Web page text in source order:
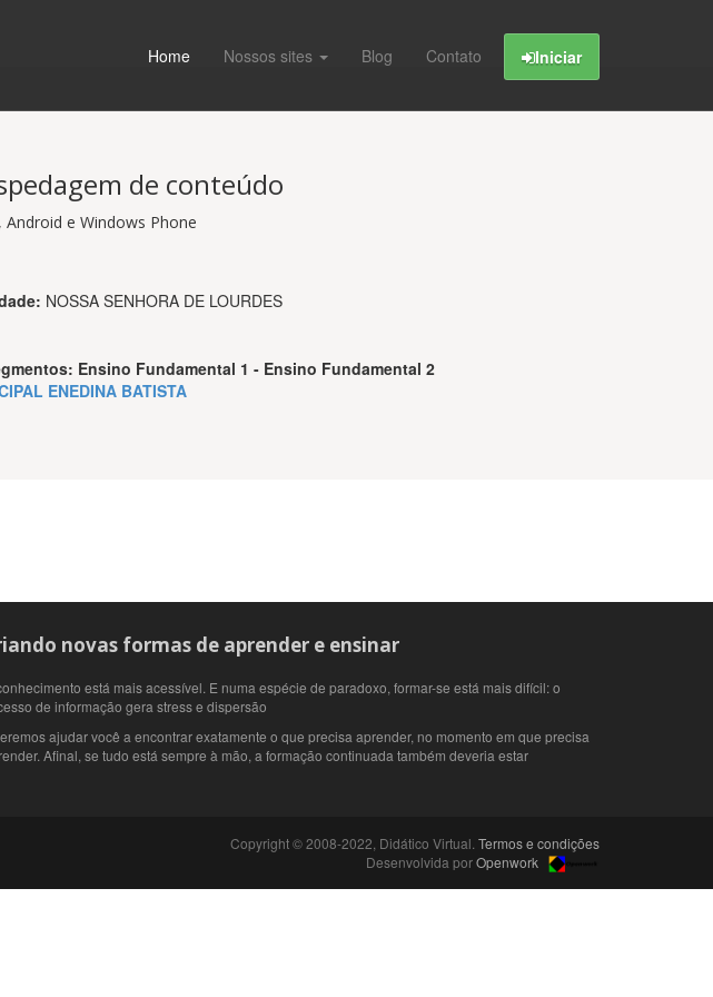
Home Nossos sites Blog Contato Iniciar
de conteúdo
e Windows Phone
NOSSA SENHORA DE LOURDES
Ensino Fundamental 1 - Ensino Fundamental 2
ENEDINA BATISTA
novas formas de aprender e ensinar
está mais acessível. E numa espécie de paradoxo, formar-se está mais difícil: o
de informação gera stress e dispersão
ajudar você a encontrar exatamente o que precisa aprender, no momento em que precisa
Afinal, se tudo está sempre à mão, a formação continuada também deveria estar
Copyright © 2008-2022, Didático Virtual. Termos e condições
Desenvolvida porOpenwork